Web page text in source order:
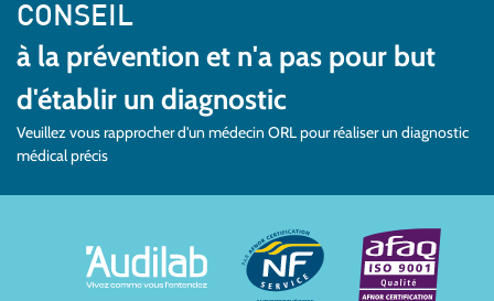
CONSEIL
à la prévention et n'a pas pour but
d'établir un diagnostic
Veuillez vous rapprocher d'un médecin ORL pour réaliser un diagnostic
médical précis